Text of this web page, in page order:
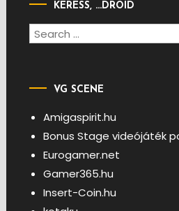
KERESS, …DROID
VG SCENE
Amigaspirit.hu
Bonus Stage videójáték
Eurogamer.net
Gamer365.hu
Insert-Coin.hu